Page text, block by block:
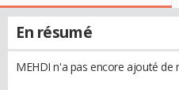
En résumé
MEHDI n'a pas encore ajouté de